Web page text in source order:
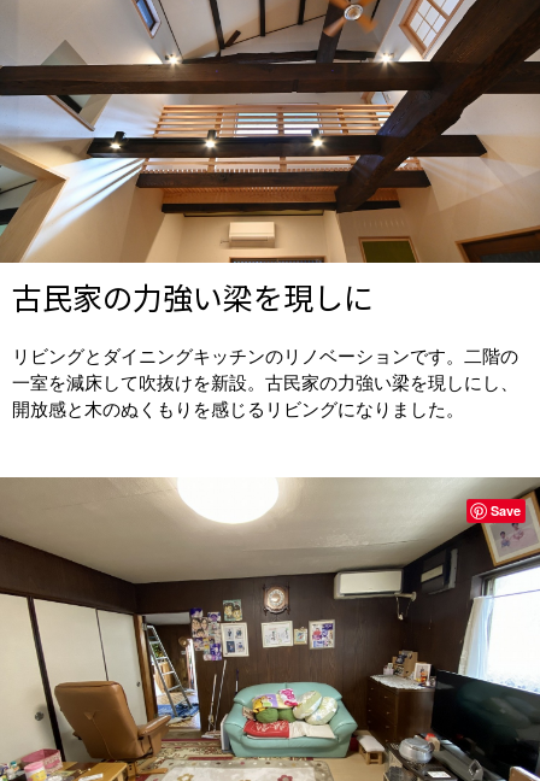
古民家の力強い梁を現しに
リビングとダイニングキッチンのリノベーションです。二階の
一室を減床して吹抜けを新設。古民家の力強い梁を現しにし、
開放感と木のぬくもりを感じるリビングになりました。
Save